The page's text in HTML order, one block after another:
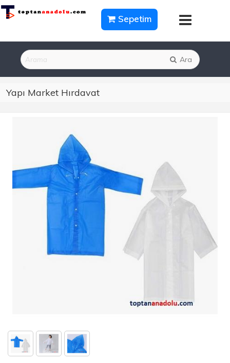
Sepetim
Ara
Yapı Market Hırdavat